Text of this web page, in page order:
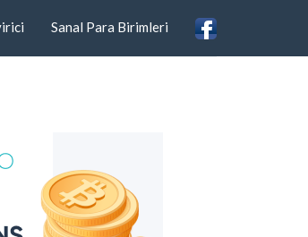
Sanal Para Birimleri